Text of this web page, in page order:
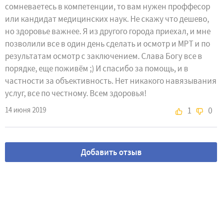
сомневаетесь в компетенции, то вам нужен проффесор
или кандидат медицинских наук. Не скажу что дешево,
но здоровье важнее. Я из другого города приехал, и мне
позволили все в один день сделать и осмотр и МРТ и по
результатам осмотр с заключением. Слава Богу все в
порядке, еще поживём ;) И спасибо за помощь, и в
частности за объективность. Нет никакого навязывания
услуг, все по честному. Всем здоровья!
14 июня 2019 1 0
Добавить отзыв